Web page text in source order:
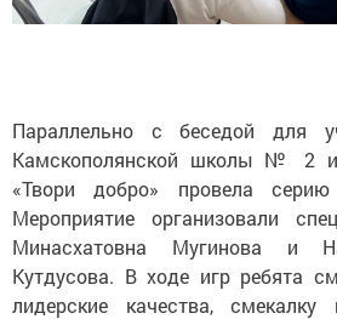
Параллельно с беседой для
Камскополянской школы № 2
«Твори добро» провела
Мероприятие организовали
Минасхатовна Мугинова и
Кутдусова. В ходе игр ребята
лидерские качества,